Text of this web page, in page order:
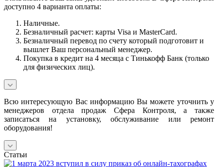
доступно 4 варианта оплаты:
Наличные.
Безналичный расчет: карты Visa и MasterCard.
Безналичный перевод по счету который подготовит и
вышлет Ваш персональный менеджер.
Покупка в кредит на 4 месяца с Тинькофф Банк (только
для физических лиц).
Всю интересующую Вас информацию Вы можете уточнить у
менеджеров отдела продаж Сфера Контроля, а также
записаться на установку, обслуживание или ремонт
оборудования!
Статьи